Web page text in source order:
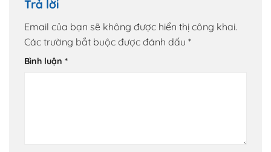
Trả lời
Email của bạn sẽ không được hiển thị công khai.
Các trường bắt buộc được đánh dấu *
Bình luận *